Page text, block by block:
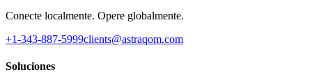
Conecte localmente. Opere globalmente.
+1-343-887-5999clients@astraqom.com
Soluciones